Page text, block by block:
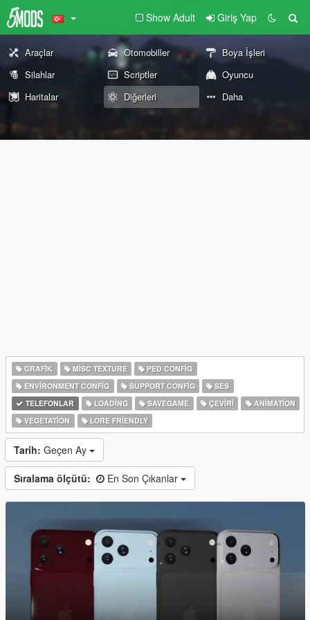
Show Adult Giriş Yap
Araçlar Otomobiller
Boya İşleri
Silahlar
Scriptler
Oyuncu
Haritalar
Diğerleri Daha
GRAFIK MISC TEXTURE
PED CONFIG
ENVIRONMENT CONFIG
SUPPORT CONFIG
SES
TELEFONLAR
LOADING SAVEGAME ÇEVIRI
ANIMATION
VEGETATION
LORE FRIENDLY
Tarih: Geçen Ay
Sıralama ölçütü: En Son Çıkanlar